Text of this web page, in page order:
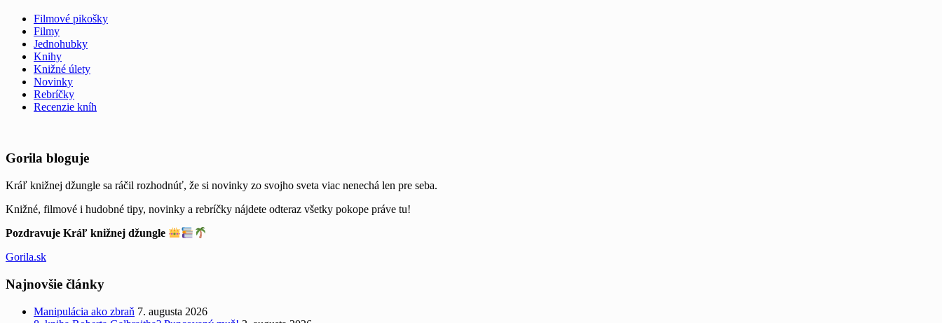
Filmové pikošky
Filmy
Jednohubky
Knihy
Knižné úlety
Novinky
Rebríčky
Recenzie kníh
Widgets
Gorila bloguje
Kráľ knižnej džungle sa ráčil rozhodnúť, že si novinky zo svojho sveta viac nenechá len pre seba.
Knižné, filmové i hudobné tipy, novinky a rebríčky nájdete odteraz všetky pokope práve tu!
Pozdravuje Kráľ knižnej džungle
Gorila.sk
Najnovšie články
Manipulácia ako zbraň 7. augusta 2026